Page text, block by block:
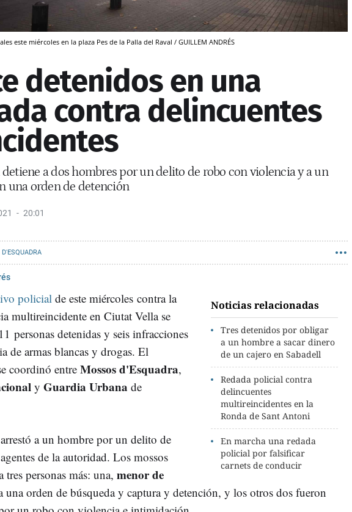
este miércoles en la plaza Pes de la Palla del Raval / GUILLEM ANDRÉS
detenidos en una
contra delincuentes
a dos hombres por un delito de robo con violencia y a un
una orden de detención
20:01
Noticias relacionadas
Tres detenidos por obligar
a un hombre a sacar dinero
de un cajero en Sabadell
Redada policial contra
delincuentes
multireincidentes en la
Ronda de Sant Antoni
En marcha una redada
policial por falsificar
carnets de conducir
policial de este miércoles contra la
multireincidente en Ciutat Vella se
personas detenidas y seis infracciones
de armas blancas y drogas. El
coordinó entreMossos d'Esquadra,
y Guardia Urbana de
a un hombre por un delito de
de la autoridad. Los mossos
tres personas más: una, menor de
una orden de búsqueda y captura y detención, y los otros dos fueron